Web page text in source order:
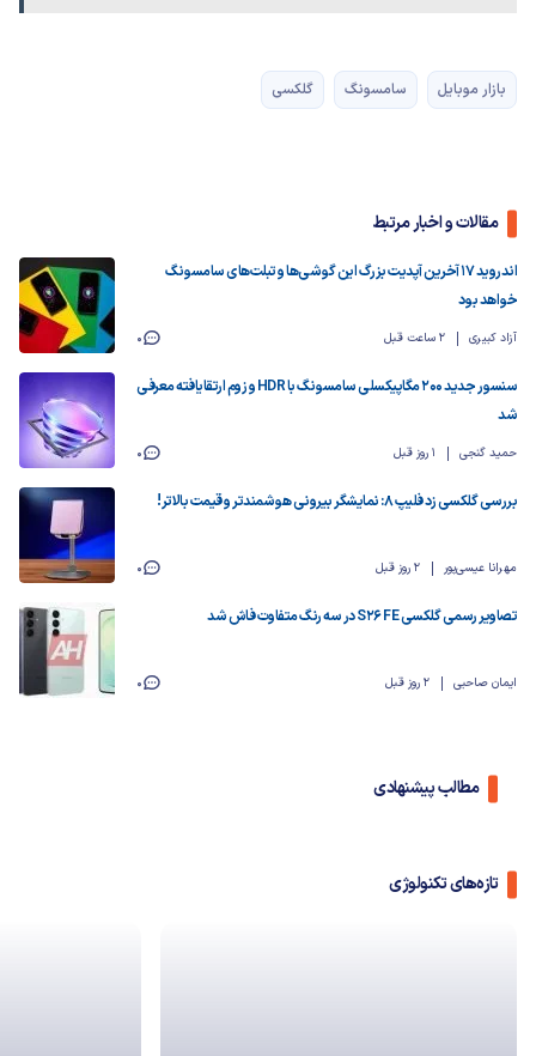
بازار موبایل سامسونگ گلکسی
مقالات و اخبار مرتبط
اندروید ۱۷ آخرین آپدیت بزرگ این گوشی‌ها و تبلت‌های سامسونگ
خواهد بود
آزاد کبیری 2 ساعت قبل 0
سنسور جدید ۲۰۰ مگاپیکسلی سامسونگ با HDR و زوم ارتقایافته معرفی
شد
حمید گنجی 1 روز قبل 0
بررسی گلکسی زد فلیپ ۸: نمایشگر بیرونی هوشمندتر و قیمت بالاتر!
مهرانا عیسی‌پور 2 روز قبل 0
تصاویر رسمی گلکسی S26 FE در سه رنگ متفاوت فاش شد
ایمان صاحبی 2 روز قبل 0
مطالب پیشنهادی
تازه‌های تکنولوژی